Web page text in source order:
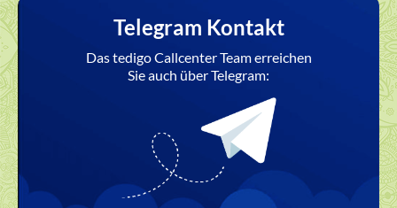
Telegram Kontakt
Das tedigo Callcenter Team erreichen
Sie auch über Telegram: